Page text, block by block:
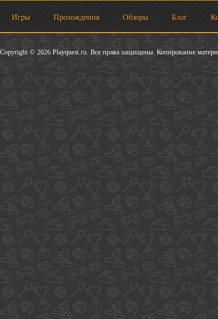
Игры Прохождения Обзоры Блог
Copyright © 2026 Playquest.ru. Все права защищены. Копирование